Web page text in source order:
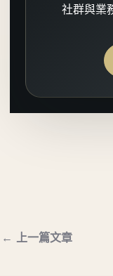
社群與業
← 上一篇文章